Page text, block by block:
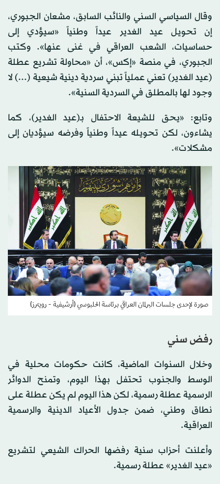
وقال السياسي السني والنائب السابق، مشعان الجبوري،
إن تحويل عيد الغدير عيداً وطنياً «سيؤدي إلى
حساسيات، الشعب العراقي في غنى عنها». وكتب
الجبوري، في منصة «إكس»، أن «محاولة تشريع عطلة
(عيد الغدير) تعني عملياً تبني سردية دينية شيعية (...) لا
وجود لها بالمطلق في السردية السنية».
وتابع: «يحق للشيعة الاحتفال بـ(عيد الغدير)، كما
يشاءون، لكن تحويله عيداً وطنياً وفرضه سيؤديان إلى
مشكلات».
صورة لإحدى جلسات البرلمان العراقي برئاسة الحلبوسي (أرشيفية - رويترز)
رفض سني
وخلال السنوات الماضية، كانت حكومات محلية في
الوسط والجنوب تحتفل بهذا اليوم، وتمنح الدوائر
الرسمية عطلة رسمية، لكن هذا اليوم لم يكن عطلة على
نطاق وطني، ضمن جدول الأعياد الدينية والرسمية
العراقية.
وأعلنت أحزاب سنية رفضها الحراك الشيعي لتشريع
«عيد الغدير» عطلة رسمية.